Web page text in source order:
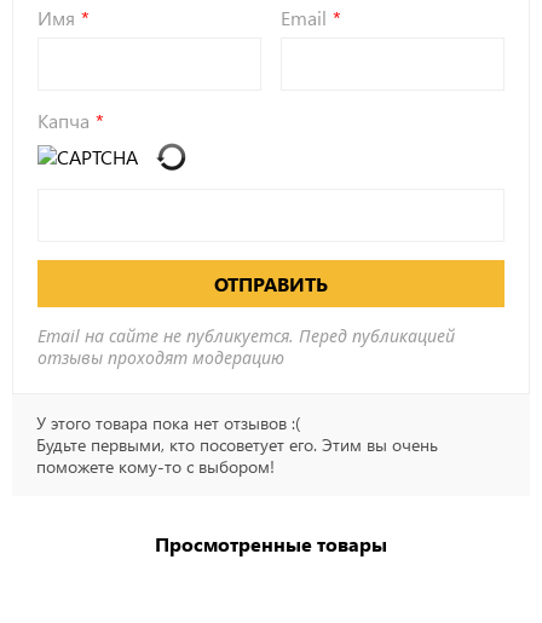
Имя Email
Капча
ОТПРАВИТЬ
Email на сайте не публикуется. Перед публикацией
отзывы проходят модерацию
У этого товара пока нет отзывов :(
Будьте первыми, кто посоветует его. Этим вы очень
поможете кому-то с выбором!
Просмотренные товары